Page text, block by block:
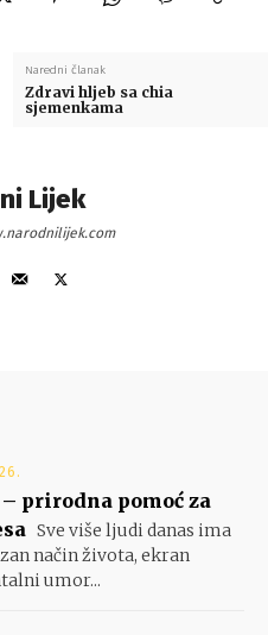
Naredni članak
Zdravi hljeb sa chia
sjemenkama
Lijek
prirodna pomoć za
Sve više ljudi danas ima
način života, ekran
umor...